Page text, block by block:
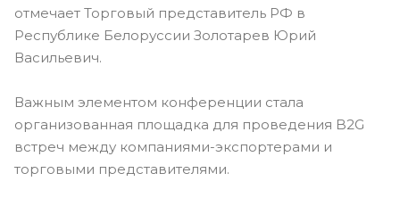
отмечает Торговый представитель РФ в
Республике Белоруссии Золотарев Юрий
Васильевич.
Важным элементом конференции стала
организованная площадка для проведения B2G
встреч между компаниями-экспортерами и
торговыми представителями.